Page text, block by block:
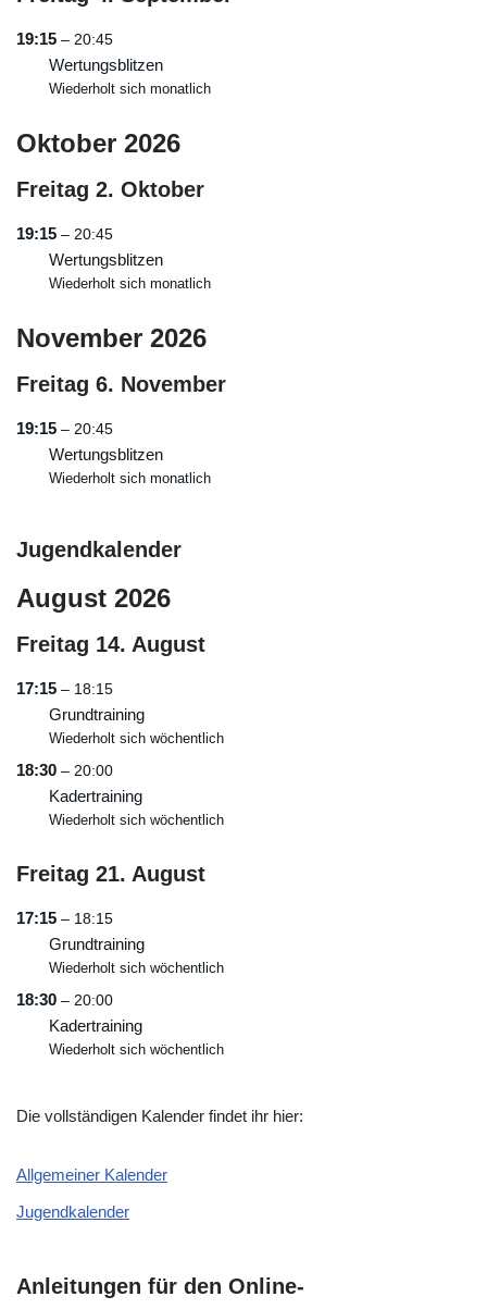
19:15 – 20:45
Wertungsblitzen
Wiederholt sich monatlich
Oktober 2026
Freitag 2. Oktober
19:15 – 20:45
Wertungsblitzen
Wiederholt sich monatlich
November 2026
Freitag 6. November
19:15 – 20:45
Wertungsblitzen
Wiederholt sich monatlich
Jugendkalender
August 2026
Freitag 14. August
17:15 – 18:15
Grundtraining
Wiederholt sich wöchentlich
18:30 – 20:00
Kadertraining
Wiederholt sich wöchentlich
Freitag 21. August
17:15 – 18:15
Grundtraining
Wiederholt sich wöchentlich
18:30 – 20:00
Kadertraining
Wiederholt sich wöchentlich
Die vollständigen Kalender findet ihr hier:
Allgemeiner Kalender
Jugendkalender
Anleitungen für den Online-